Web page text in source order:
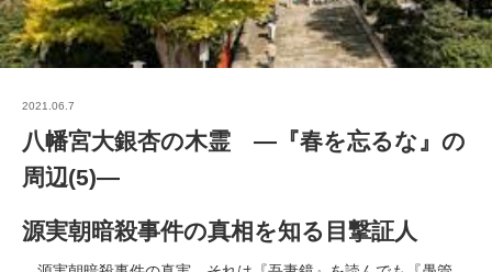
2021.06.7
八幡宮大銀杏の木霊 ―『春を忘るな』の
周辺(5)―
源実朝暗殺事件の真相を知る目撃証人